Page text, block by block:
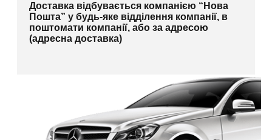
Доставка відбувається компанією “Нова
Пошта” у будь-яке відділення компанії, в
поштомати компанії, або за адресою
(адресна доставка)